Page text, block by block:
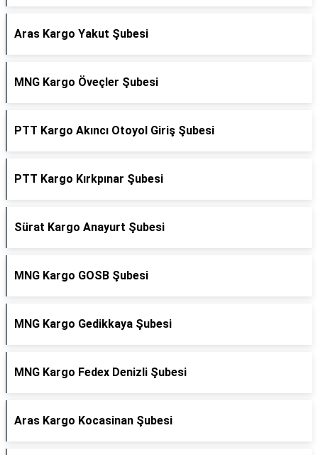
Aras Kargo Yakut Şubesi
MNG Kargo Öveçler Şubesi
PTT Kargo Akıncı Otoyol Giriş Şubesi
PTT Kargo Kırkpınar Şubesi
Sürat Kargo Anayurt Şubesi
MNG Kargo GOSB Şubesi
MNG Kargo Gedikkaya Şubesi
MNG Kargo Fedex Denizli Şubesi
Aras Kargo Kocasinan Şubesi